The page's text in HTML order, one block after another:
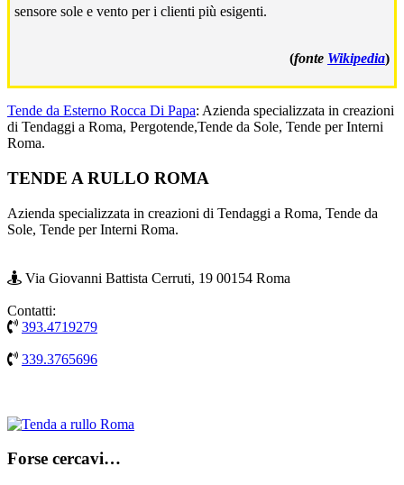
sensore sole e vento per i clienti più esigenti.
(fonte Wikipedia)
Tende da Esterno Rocca Di Papa: Azienda specializzata in creazioni
di Tendaggi a Roma, Pergotende,Tende da Sole, Tende per Interni
Roma.
Footer
TENDE A RULLO ROMA
Azienda specializzata in creazioni di Tendaggi a Roma, Tende da
Sole, Tende per Interni Roma.
Via Giovanni Battista Cerruti, 19 00154 Roma
Contatti:
393.4719279
339.3765696
Forse cercavi…